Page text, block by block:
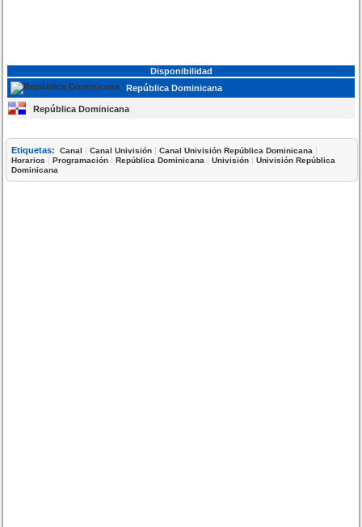
Disponibilidad
República Dominicana
República Dominicana
Etiquetas: Canal |Canal Univisión |Canal Univisión República Dominicana |
Horarios |Programación |República Dominicana |Univisión |Univisión República
Dominicana